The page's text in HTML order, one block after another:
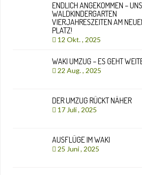
ENDLICH ANGEKOMMEN –
WALDKINDERGARTEN
VIERJAHRESZEITEN AM
PLATZ!
12 Okt. , 2025
WAKI UMZUG – ES GEHT
22 Aug. , 2025
DER UMZUG RÜCKT NÄHER
17 Juli , 2025
AUSFLÜGE IM WAKI
25 Juni , 2025